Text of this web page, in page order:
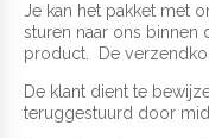
Je kan het pakket met
sturen naar ons binnen
product. De
De klant dient te
teruggestuurd door